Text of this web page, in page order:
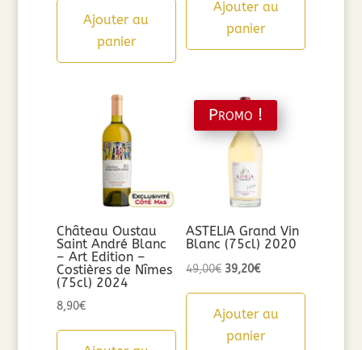
Ajouter au
panier
Ajouter au
panier
Château Oustau
Saint André Blanc
– Art Edition –
Costières de Nîmes
(75cl) 2024
8,90€
Promo !
ASTELIA Grand Vin
Blanc (75cl) 2020
49,00€ Le
initial
était :
39,20€Le
actuel
est :
Ajouter au
panier